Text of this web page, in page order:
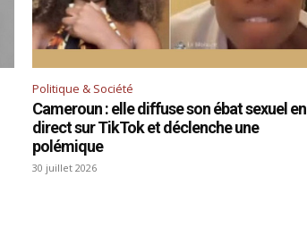
Politique & Société
Cameroun : elle diffuse son ébat sexuel en
direct sur TikTok et déclenche une
polémique
30 juillet 2026